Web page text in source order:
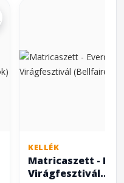
KELLÉK
Matricaszett -
Virágfesztivál